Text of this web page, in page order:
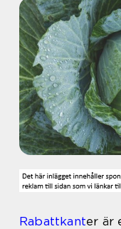
Rabattkanter är